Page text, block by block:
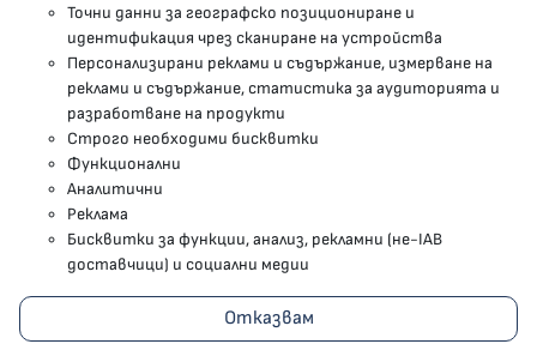
YouTube канал
Threads профил
Карта на сайта
Бисквитки
Условия за използване
Поверителност
Точни данни за географско позициониране и
идентификация чрез сканиране на устройства
Персонализирани реклами и съдържание, измерване на
реклами и съдържание, статистика за аудиторията и
разработване на продукти
Строго необходими бисквитки
Функционални
Аналитични
Реклама
Бисквитки за функции, анализ, рекламни (не-IAB
доставчици) и социални медии
Отказвам